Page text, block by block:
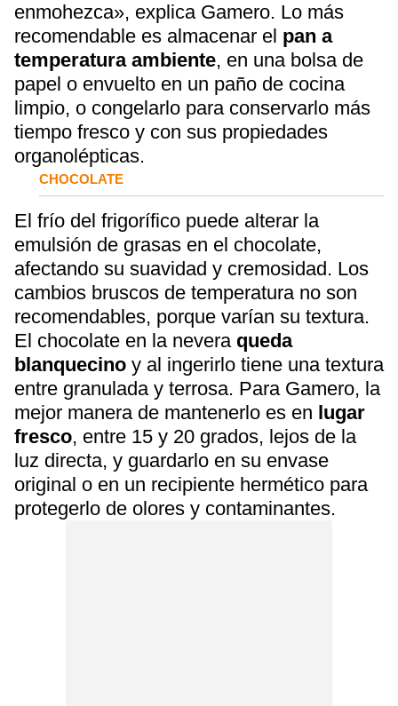
enmohezca», explica Gamero. Lo más
recomendable es almacenar el pan a
temperatura ambiente, en una bolsa de
papel o envuelto en un paño de cocina
limpio, o congelarlo para conservarlo más
tiempo fresco y con sus propiedades
organolépticas.
CHOCOLATE
El frío del frigorífico puede alterar la
emulsión de grasas en el chocolate,
afectando su suavidad y cremosidad. Los
cambios bruscos de temperatura no son
recomendables, porque varían su textura.
El chocolate en la neveraqueda
blanquecino y al ingerirlo tiene una textura
entre granulada y terrosa. Para Gamero, la
mejor manera de mantenerlo es en lugar
fresco, entre 15 y 20 grados, lejos de la
luz directa, y guardarlo en su envase
original o en un recipiente hermético para
protegerlo de olores y contaminantes.